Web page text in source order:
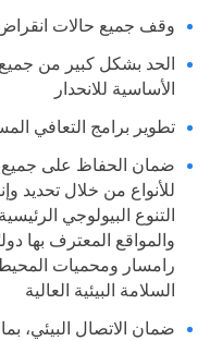
وقف جميع حالات انقراض
الحد بشكل كبير من جميع
الأساسية للانحدار
تطوير برامج التعافي
ضمان الحفاظ على جميع
للأنواع من خلال تحديد
التنوع البيولوجي
والمواقع المعترف بها
رامسار ومحميات
السلامة البيئية العالية
ضمان الاتصال البيئي،